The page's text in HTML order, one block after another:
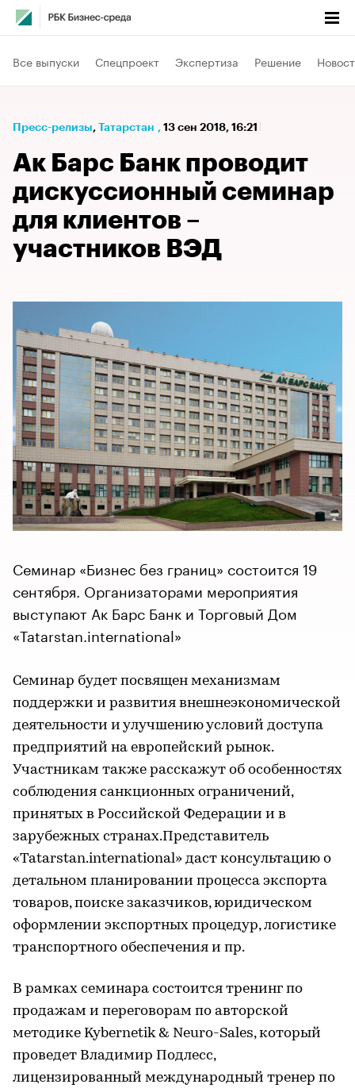
Все выпуски Спецпроект Экспертиза Решение
Пресс-релизы⁠, Татарстан , 13 сен 2018, 16:21
Ак Барс Банк проводит
дискуссионный семинар
для клиентов –
участников ВЭД
Семинар «Бизнес без границ» состоится 19
сентября. Организаторами мероприятия
выступают Ак Барс Банк и Торговый Дом
«Tatarstan.international»
Семинар будет посвящен механизмам
поддержки и развития внешнеэкономической
деятельности и улучшению условий доступа
предприятий на европейский рынок.
Участникам также расскажут об особенностях
соблюдения санкционных ограничений,
принятых в Российской Федерации и в
зарубежных странах.Представитель
«Tatarstan.international» даст консультацию о
детальном планировании процесса экспорта
товаров, поиске заказчиков, юридическом
оформлении экспортных процедур, логистике
транспортного обеспечения и пр.
В рамках семинара состоится тренинг по
продажам и переговорам по авторской
методике Kybernetik & Neuro-Sales, который
проведет Владимир Подлесс,
лицензированный международный тренер по